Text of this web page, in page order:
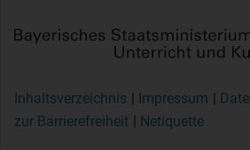
Inhaltsverzeichnis Impressum
zur Barrierefreiheit
Netiquette